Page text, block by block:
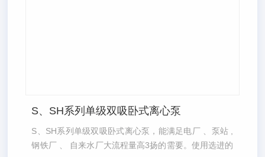
S、SH系列单级双吸卧式离心泵
S、SH系列单级双吸卧式离心泵，能满足电厂 、泵站 ,
钢铁厂 、 自来水厂大流程量高3扬的需要。使用选进的